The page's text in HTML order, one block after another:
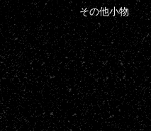
その他小物